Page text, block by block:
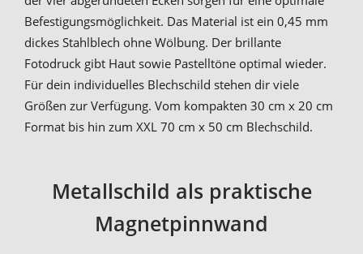
Befestigungsmöglichkeit. Das Material ist ein 0,45 mm
dickes Stahlblech ohne Wölbung. Der brillante
Fotodruck gibt Haut sowie Pastelltöne optimal wieder.
Für dein individuelles Blechschild stehen dir viele
Größen zur Verfügung. Vom kompakten 30 cm x 20 cm
Format bis hin zum XXL 70 cm x 50 cm Blechschild.
Metallschild als praktische
Magnetpinnwand